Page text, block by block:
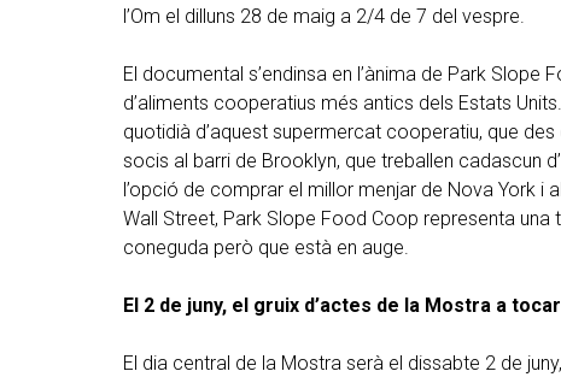
l’Om el dilluns 28 de maig a 2/4 de 7 del vespre.
El documental s’endinsa en l’ànima de Park Slope
d’aliments cooperatius més antics dels Estats
quotidià d’aquest supermercat cooperatiu, que
socis al barri de Brooklyn, que treballen cadascun
l’opció de comprar el millor menjar de Nova York i
Wall Street, Park Slope Food Coop representa
coneguda però que està en auge.
El 2 de juny, el gruix d’actes de la Mostra a
El dia central de la Mostra serà el dissabte 2 de